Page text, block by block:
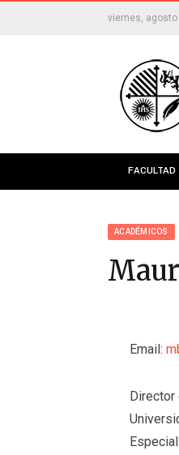
viernes, agosto
FACULTAD
ACADÉMICOS
Email:
Director